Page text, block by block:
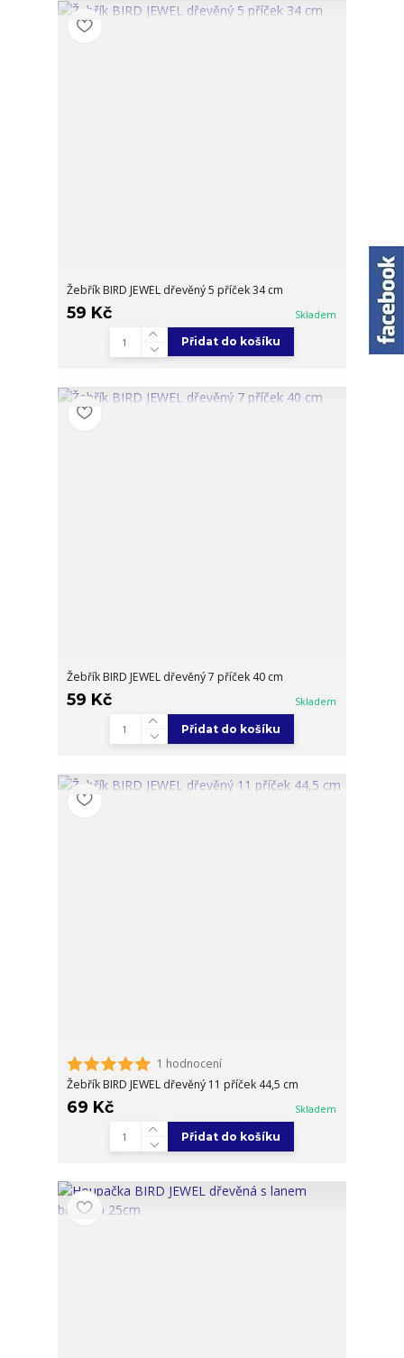
Žebřík BIRD JEWEL dřevěný 5 příček 34 cm
59 Kč Skladem
Přidat do košíku
Žebřík BIRD JEWEL dřevěný 7 příček 40 cm
59 Kč Skladem
Přidat do košíku
1 hodnocení
Žebřík BIRD JEWEL dřevěný 11 příček 44,5 cm
69 Kč Skladem
Přidat do košíku